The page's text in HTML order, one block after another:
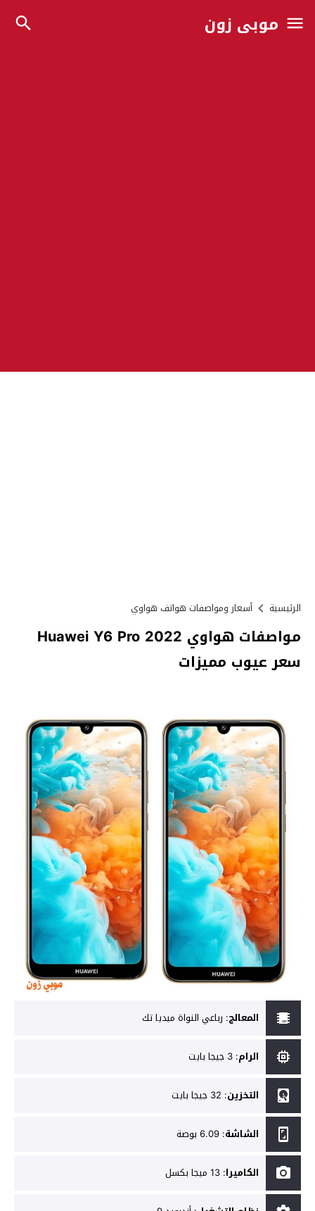
موبي زون
الرئيسية أسعار ومواصفات هواتف هواوي
مواصفات هواوي Huawei Y6 Pro 2022
سعر عيوب مميزات
المعالج: رباعي النواة ميديا تك
الرام: 3 جيجا بايت
التخزين: 32 جيجا بايت
الشاشة: 6.09 بوصة
الكاميرا: 13 ميجا بكسل